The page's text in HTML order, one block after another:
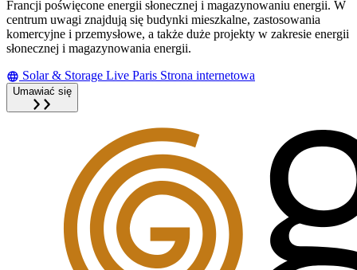
Francji poświęcone energii słonecznej i magazynowaniu energii. W
centrum uwagi znajdują się budynki mieszkalne, zastosowania
komercyjne i przemysłowe, a także duże projekty w zakresie energii
słonecznej i magazynowania energii.
Solar & Storage Live Paris Strona internetowa
Umawiać się